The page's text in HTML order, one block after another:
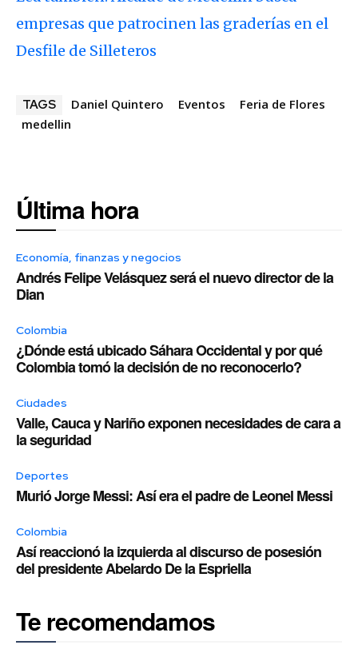
empresas que patrocinen las graderías en el
Desfile de Silleteros
TAGS Daniel Quintero Eventos
Feria de Flores
medellin
Última hora
Economía, finanzas y negocios
Andrés Felipe Velásquez será el nuevo director de la
Dian
Colombia
¿Dónde está ubicado Sáhara Occidental y por qué
Colombia tomó la decisión de no reconocerlo?
Ciudades
Valle, Cauca y Nariño exponen necesidades de cara a
la seguridad
Deportes
Murió Jorge Messi: Así era el padre de Leonel Messi
Colombia
Así reaccionó la izquierda al discurso de posesión
del presidente Abelardo De la Espriella
Te recomendamos